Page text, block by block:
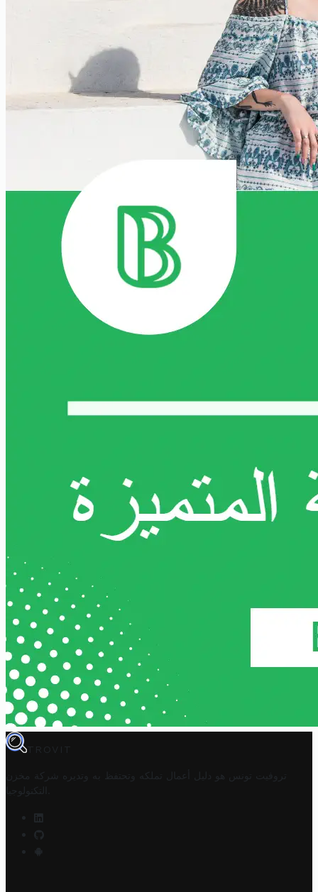
TROVIT
تروفيت تونس هو دليل أعمال تملكه وتحتفظ به وتديره
شركة مخزن
التكنولوجيا